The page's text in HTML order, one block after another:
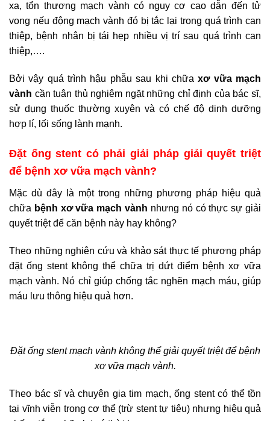
xa, tổn thương mạch vành có nguy cơ cao dẫn đến tử
vong nếu động mạch vành đó bị tắc lại trong quá trình can
thiệp, bệnh nhân bị tái hẹp nhiều vị trí sau quá trình can
thiệp,….
Bởi vậy quá trình hậu phẫu sau khi chữaxơ vữa mạch
vành cần tuân thủ nghiêm ngặt những chỉ định của bác sĩ,
sử dụng thuốc thường xuyên và có chế độ dinh dưỡng
hợp lí, lối sống lành mạnh.
Đặt ống stent có phải giải pháp giải quyết triệt
để bệnh xơ vữa mạch vành?
Mặc dù đây là một trong những phương pháp hiệu quả
chữa bệnh xơ vữa mạch vành nhưng nó có thực sự giải
quyết triệt để căn bệnh này hay không?
Theo những nghiên cứu và khảo sát thực tế phương pháp
đặt ống stent không thể chữa trị dứt điểm bệnh xơ vữa
mạch vành. Nó chỉ giúp chống tắc nghẽn mạch máu, giúp
máu lưu thông hiệu quả hơn.
Đặt ống stent mạch vành không thể giải quyết triệt để bệnh
xơ vữa mạch vành.
Theo bác sĩ và chuyên gia tim mạch, ống stent có thể tồn
tại vĩnh viễn trong cơ thể (trừ stent tự tiêu) nhưng hiệu quả